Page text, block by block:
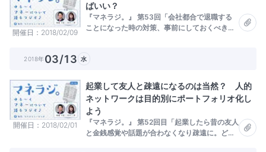
開催日 2018/02/09
ばいい？
『マネラジ。』 第53回「会社都合で退職する
ことになった時の対策、事前にしておくべき対
2018年03/13 水
開催日 2018/02/01
起業して友人と疎遠になるのは当然？ 人的
ネットワークは目的別にポートフォリオ化し
よう
『マネラジ。』 第52回目「起業したら昔の友人
と金銭感覚や話題が合わなくなり疎遠に。どの